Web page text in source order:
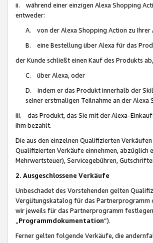
ii. während einer einzigen Alexa Shopping
entweder:
A. von der Alexa Shopping Action zu
B. eine Bestellung über Alexa für das
der Kunde schließt einen Kauf des Produkts
C. über Alexa, oder
D. indem er das Produkt innerhalb der
seiner erstmaligen Teilnahme an der
iii. das Produkt, das Sie mit der Alexa-
ihm bezahlt.
Die aus den einzelnen Qualifizierten Verkäufen
Qualifizierten Verkäufe einnehmen, abzüglich
Mehrwertsteuer), Servicegebühren,
2. Ausgeschlossene Verkäufe
Unbeschadet des Vorstehenden gelten
Vergütungskatalog für das Partnerprogramm
wir jeweils für das Partnerprogramm
Programmdokumentation“).
Ferner gelten folgende Verkäufe, die